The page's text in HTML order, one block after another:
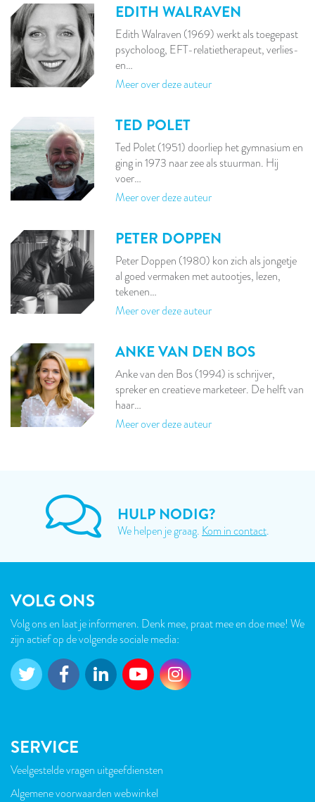
EDITH WALRAVEN
Edith Walraven (1969) werkt als toegepast
psycholoog, EFT-relatietherapeut, verlies-
en…
Meer over deze auteur
TED POLET
Ted Polet (1951) doorliep het gymnasium en
ging in 1973 naar zee als stuurman. Hij
voer…
Meer over deze auteur
PETER DOPPEN
Peter Doppen (1980) kon zich als jongetje
al goed vermaken met autootjes, lezen,
tekenen…
Meer over deze auteur
ANKE VAN DEN BOS
Anke van den Bos (1994) is schrijver,
spreker en creatieve marketeer. De helft van
haar…
Meer over deze auteur
HULP NODIG?
We helpen je graag. Kom in contact.
VOLG ONS
Volg ons en laat je informeren. Denk mee, praat mee en doe mee! We
zijn actief op de volgende sociale media:
SERVICE
VOET
Veelgestelde vragen uitgeefdiensten
Algemene voorwaarden webwinkel